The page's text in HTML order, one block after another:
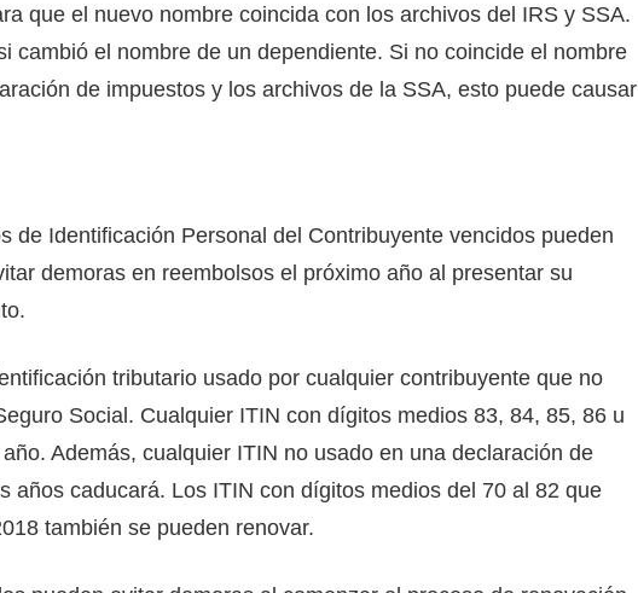
que el nuevo nombre coincida con los archivos del IRS y SSA.
cambió el nombre de un dependiente. Si no coincide el nombre
de impuestos y los archivos de la SSA, esto puede causar
de Identificación Personal del Contribuyente vencidos pueden
demoras en reembolsos el próximo año al presentar su
tributario usado por cualquier contribuyente que no
Social. Cualquier ITIN con dígitos medios 83, 84, 85, 86 u
Además, cualquier ITIN no usado en una declaración de
años caducará. Los ITIN con dígitos medios del 70 al 82 que
también se pueden renovar.